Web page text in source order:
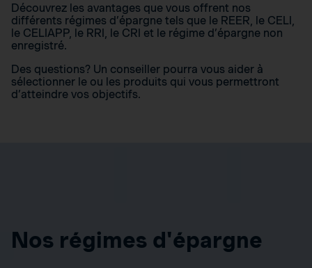
Découvrez les avantages que vous offrent nos
différents régimes d’épargne tels que le REER, le CELI,
le CELIAPP, le RRI, le CRI et le régime d’épargne non
enregistré.
Des questions? Un conseiller pourra vous aider à
sélectionner le ou les produits qui vous permettront
d’atteindre vos objectifs.
Nos régimes d'épargne